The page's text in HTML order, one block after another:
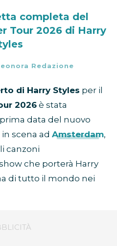
completa del
Tour 2026 di Harry
Redazione
di Harry Styles per il
2026 è stata
data del nuovo
scena ad Amsterdam,
canzoni
che porterà Harry
di tutto il mondo nei